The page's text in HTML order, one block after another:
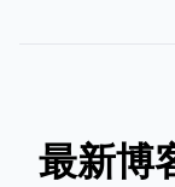
最新博